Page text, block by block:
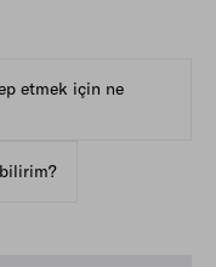
etmek için ne